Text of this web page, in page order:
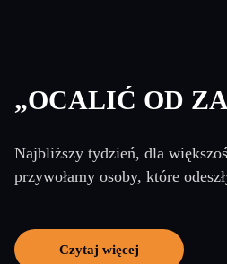
„OCALIĆ OD
Najbliższy tydzień, dla
przywołamy osoby, które
Czytaj więcej